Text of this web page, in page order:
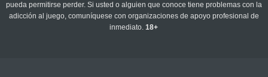
pueda permitirse perder. Si usted o alguien que conoce tiene problemas con la
adicción al juego, comuníquese con organizaciones de apoyo profesional de
inmediato.18+